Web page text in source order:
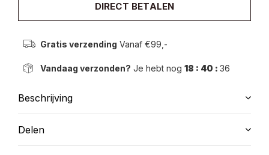
DIRECT BETALEN
Gratis verzending Vanaf €99,-
Vandaag verzonden? Je hebt nog 18 : 40 : 36
Beschrijving
Delen